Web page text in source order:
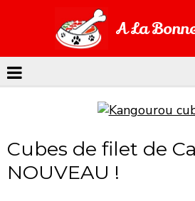
A La
Cubes de filet de
NOUVEAU !